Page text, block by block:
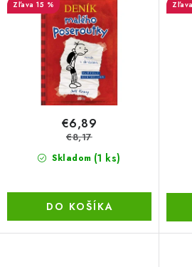
15 %
Skladom (1 ks)
€6,89
€8,17
DO KOŠÍKA